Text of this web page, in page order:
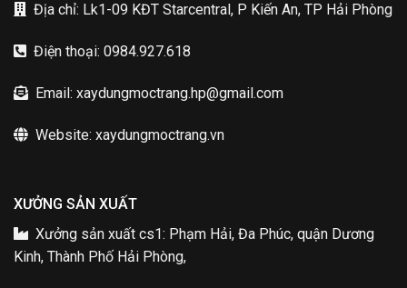
Địa chỉ: Lk1-09 KĐT Starcentral, P Kiến An, TP Hải Phòng
Điện thoại: 0984.927.618
Email: xaydungmoctrang.hp@gmail.com
Website: xaydungmoctrang.vn
XƯỞNG SẢN XUẤT
Xưởng sản xuất cs1: Phạm Hải, Đa Phúc, quận Dương
Kinh, Thành Phố Hải Phòng,